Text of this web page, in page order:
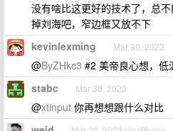
没有啥比这更好的技术了，总
掉刘海吧，窄边框又放不下
kevinlexming Mar 30, 2023
@ByZHkc3 #2 美帝良心想，低
stabc Mar 30, 2023
@xtinput 你再想想跟什么对比